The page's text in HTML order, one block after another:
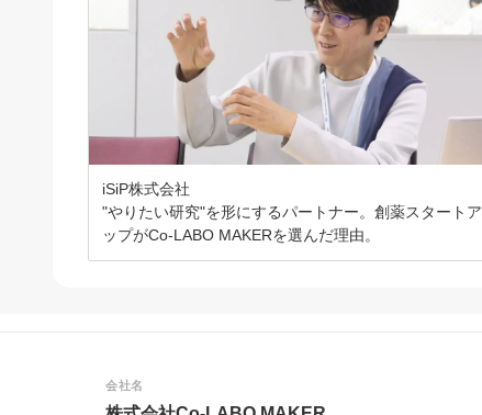
iSiP株式会社
"やりたい研究"を形にするパートナー。創薬スタートア
ップがCo-LABO MAKERを選んだ理由。
会社名